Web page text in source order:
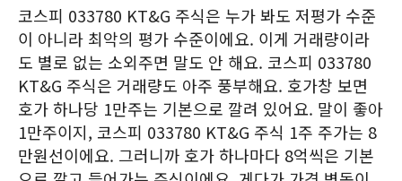
코스피 033780 KT&G 주식은 누가 봐도 저평가 수준
이 아니라 최악의 평가 수준이에요. 이게 거래량이라
도 별로 없는 소외주면 말도 안 해요. 코스피 033780
KT&G 주식은 거래량도 아주 풍부해요. 호가창 보면
호가 하나당 1만주는 기본으로 깔려 있어요. 말이 좋아
1만주이지, 코스피 033780 KT&G 주식 1주 주가는 8
만원선이에요. 그러니까 호가 하나마다 8억씩은 기본